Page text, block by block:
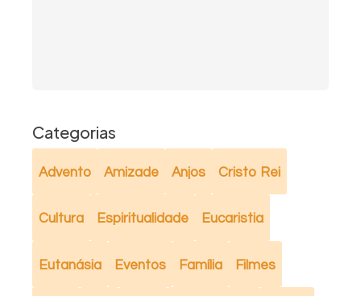
Categorias
Advento Amizade Anjos Cristo Rei
Cultura Espiritualidade Eucaristia
Eutanásia Eventos Família Filmes